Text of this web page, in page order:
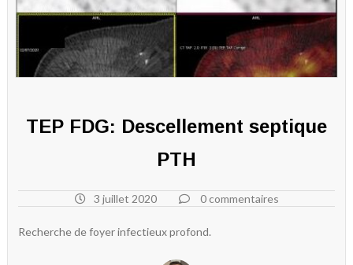
TEP FDG: Descellement septique
PTH
3 juillet 2020 0 commentaires
Recherche de foyer infectieux profond.